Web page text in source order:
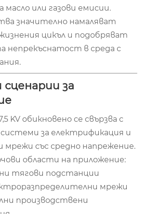
масло или газови емисии.
значително намаляват
цикъл и подобряват
непрекъснатост в среда с
сценарии за
KV обикновено се свързва с
за електрификация и
мрежи със средно напрежение.
области на приложение:
тягови подстанции
мрежи
производствени